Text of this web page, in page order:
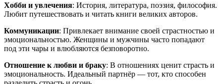
Хобби и увлечения: История, литература, поэзия, философия.
Любит путешествовать и читать книги великих авторов.
Коммуникации: Привлекает внимание своей страстностью и
эмоциональностью. Женщины и мужчины часто попадают
под эти чары и влюбляются безповоротно.
Отношение к любви и браку: В отношениях ценит страсть и
эмоциональность. Идеальный партнёр — тот, кто способен